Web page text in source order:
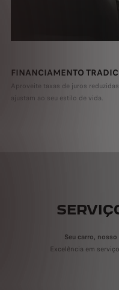
FINANCIAMENTO
Aproveite taxas de juros
ajustam ao seu estilo de vida.
Seu carro,
Excelência em